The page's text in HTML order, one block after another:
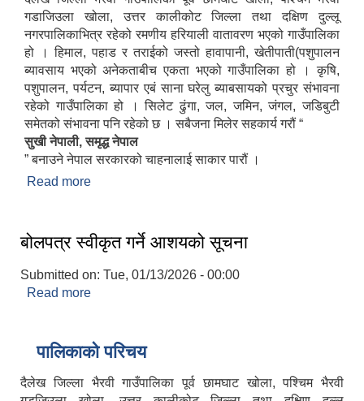
गडाजिउला खोला, उत्तर कालीकोट जिल्ला तथा दक्षिण दुल्लू
नगरपालिकाभित्र रहेको रमणीय हरियाली वातावरण भएको गाउँपालिका
हो । हिमाल, पहाड र तराईको जस्तो हावापानी, खेतीपाती(पशुपालन
ब्यावसाय भएको अनेकताबीच एकता भएको गाउँपालिका हो । कृषि,
पशुपालन, पर्यटन, ब्यापार एबं साना घरेलु ब्याबसायको प्रचुर संभावना
रहेको गाउँपालिका हो । सिलेट ढुंगा, जल, जमिन, जंगल, जडिबुटी
समेतको संभावना पनि रहेको छ । सबैजना मिलेर सहकार्य गरौं “
सुखी नेपाली, समृद्ध नेपाल
” बनाउने नेपाल सरकारको चाहनालाई साकार पारौं ।
Read more
बोलपत्र स्वीकृत गर्ने आशयको सूचना
Submitted on: Tue, 01/13/2026 - 00:00
Read more
पालिकाको परिचय
दैलेख जिल्ला भैरवी गाउँपालिका पूर्व छामघाट खोला, पश्चिम भैरवी